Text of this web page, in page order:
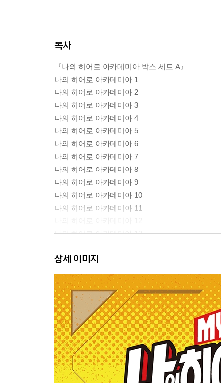
목차
『나의 히어로 아카데미아 박스 세트 A』
나의 히어로 아카데미아 1
나의 히어로 아카데미아 2
나의 히어로 아카데미아 3
나의 히어로 아카데미아 4
나의 히어로 아카데미아 5
나의 히어로 아카데미아 6
나의 히어로 아카데미아 7
나의 히어로 아카데미아 8
나의 히어로 아카데미아 9
나의 히어로 아카데미아 10
나의 히어로 아카데미아 11
나의 히어로 아카데미아 13
『나의 히어로 아카데미아 박스 세트 B』
나의 히어로 아카데미아 15
나의 히어로 아카데미아 16
나의 히어로 아카데미아 17
나의 히어로 아카데미아 18
나의 히어로 아카데미아 19
나의 히어로 아카데미아 20
나의 히어로 아카데미아 21
나의 히어로 아카데미아 22
상세 이미지